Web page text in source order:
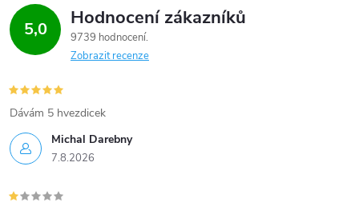
i
s
u
5,0 Hodnocení zákazníků
9739 hodnocení
Zobrazit recenze
Michal Darebny
7.8.2026
Dávám 5 hvezdicek